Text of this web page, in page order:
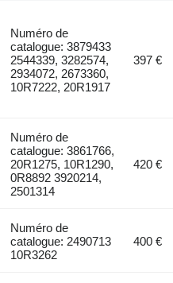
Numéro de
catalogue: 3879433
2544339, 3282574,
2934072, 2673360,
10R7222, 20R1917
397 €
Numéro de
catalogue: 3861766,
20R1275, 10R1290,
0R8892 3920214,
2501314
420 €
Numéro de
catalogue: 2490713
10R3262
400 €